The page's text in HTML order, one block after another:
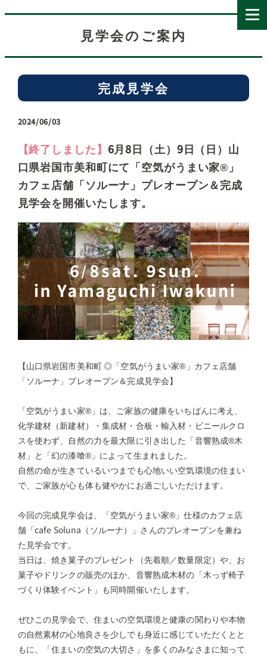
見学会のご案内
完成見学会
2024/06/03
【終了しました】 6月8日（土）9日（日）山
口県岩国市美和町にて「空気がうまい家®」
カフェ店舗「ソルーナ」プレオープン＆完成
見学会を開催いたします。
【山口県岩国市美和町 ◎「空気がうまい家®」カフェ店舗
「ソルーナ」プレオープン＆完成見学会】
「空気がうまい家®」は、ご家族の健康をいちばんに考え、
化学建材（新建材）・集成材・合板・輸入材・ビニールクロ
スを使わず、自然の力を最大限に引き出した「音響熟成®木
材」と「幻の漆喰®」によって生まれました。
自然の命が生きているいつまでも心地いい空気環境の住まい
で、ご家族が心も体も健やかにお過ごしいただけます。
今回の完成見学会は、「空気がうまい家®」仕様のカフェ店
舗「cafe Soluna（ソルーナ）」さんのプレオープンを兼ね
た見学会です。
当日は、焼き菓子のプレゼント（先着順／数量限定）や、お
菓子やドリンクの販売のほか、音響熟成木材の「木っず椅子
づくり体験イベント」も同時開催いたします。
ぜひこの見学会で、住まいの空気環境と健康の関わりや本物
の自然素材の心地良さを少しでも身近に感じていただくとと
もに、「住まいの空気の大切さ」を多くのみなさまに知って